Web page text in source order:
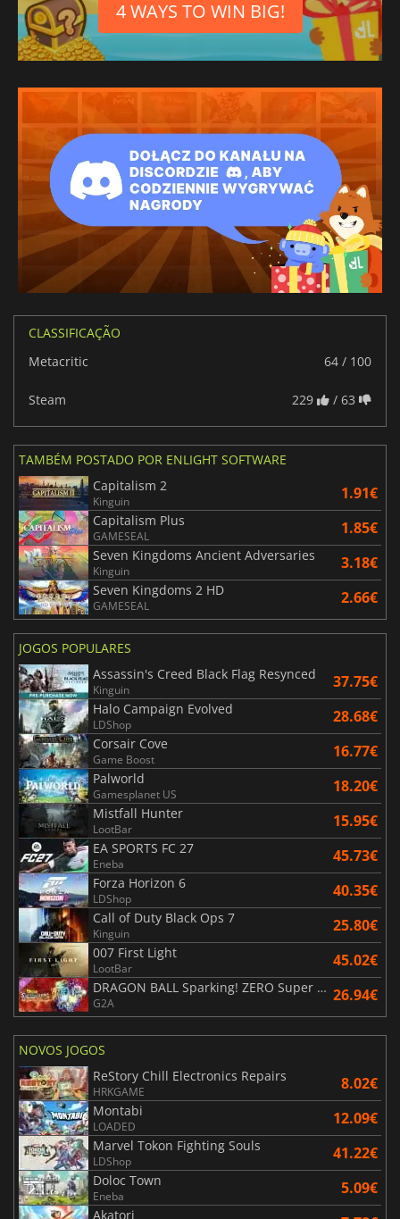
4 WAYS TO WIN BIG!
CLASSIFICAÇÃO
Metacritic
64 / 100
Steam 229 / 63
TAMBÉM POSTADO POR ENLIGHT SOFTWARE
Capitalism 2
Kinguin 1.91€
Capitalism Plus
GAMESEAL 1.85€
Seven Kingdoms Ancient Adversaries
Kinguin 3.18€
Seven Kingdoms 2 HD
GAMESEAL 2.66€
JOGOS POPULARES
Assassin's Creed Black Flag Resynced
Kinguin 37.75€
Halo Campaign Evolved
LDShop 28.68€
Corsair Cove
Game Boost 16.77€
Palworld
Gamesplanet US 18.20€
Mistfall Hunter
LootBar 15.95€
EA SPORTS FC 27
Eneba 45.73€
Forza Horizon 6
LDShop 40.35€
Call of Duty Black Ops 7
Kinguin 25.80€
007 First Light
LootBar 45.02€
DRAGON BALL Sparking! ZERO Super Limit Breaking NEO
G2A 26.94€
NOVOS JOGOS
ReStory Chill Electronics Repairs
HRKGAME 8.02€
Montabi
LOADED 12.09€
Marvel Tokon Fighting Souls
LDShop 41.22€
Doloc Town
Eneba 5.09€
Akatori